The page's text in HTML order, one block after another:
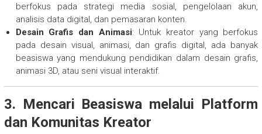
berfokus pada strategi media sosial, pengelolaan akun,
analisis data digital, dan pemasaran konten.
Desain Grafis dan Animasi: Untuk kreator yang berfokus
pada desain visual, animasi, dan grafis digital, ada banyak
beasiswa yang mendukung pendidikan dalam desain grafis,
animasi 3D, atau seni visual interaktif.
3. Mencari Beasiswa melalui Platform
dan Komunitas Kreator